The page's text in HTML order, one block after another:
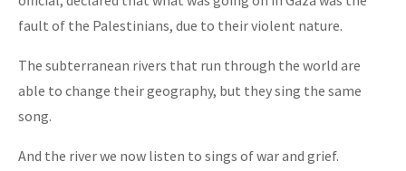
fault of the Palestinians, due to their violent nature.
The subterranean rivers that run through the world are
able to change their geography, but they sing the same
song.
And the river we now listen to sings of war and grief.